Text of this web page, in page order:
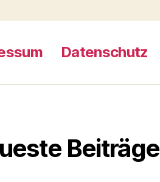
Datenschutz
Beiträge